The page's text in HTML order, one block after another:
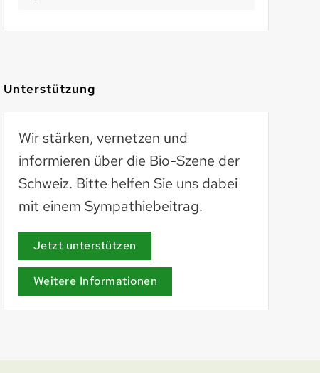
AöL
aoel.org
Unterstützung
Wir stärken, vernetzen und
informieren über die Bio-Szene der
Schweiz. Bitte helfen Sie uns dabei
mit einem Sympathiebeitrag.
Jetzt unterstützen
Weitere Informationen